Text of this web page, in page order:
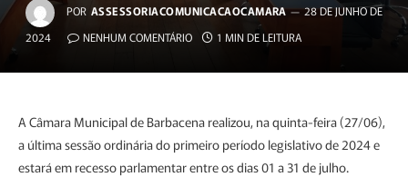
POR ASSESSORIACOMUNICACAOCAMARA
28 DE JUNHO DE
2024
NENHUM COMENTÁRIO 1 MIN DE LEITURA
A Câmara Municipal de Barbacena realizou, na quinta-feira (27/06),
a última sessão ordinária do primeiro período legislativo de 2024 e
estará em recesso parlamentar entre os dias 01 a 31 de julho.